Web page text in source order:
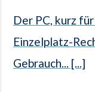
Der PC, kurz
Einzelplatz-
Gebrauch... [...]